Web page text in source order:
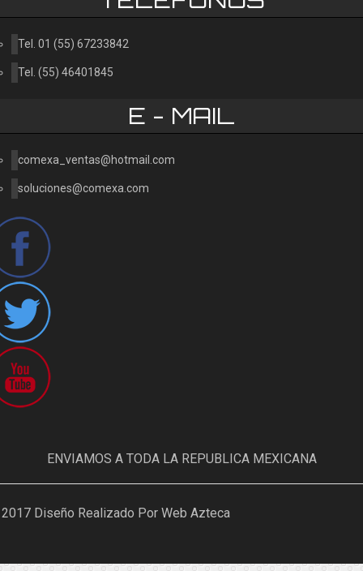
Tel. 01 (55) 67233842
Tel. (55) 46401845
E - MAIL
comexa_ventas@hotmail.com
soluciones@comexa.com
ENVIAMOS A TODA LA REPUBLICA MEXICANA
Diseño Realizado Por Web Azteca